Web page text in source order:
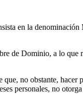
en la
de Dominio, a lo que
no obstante,
personales, no